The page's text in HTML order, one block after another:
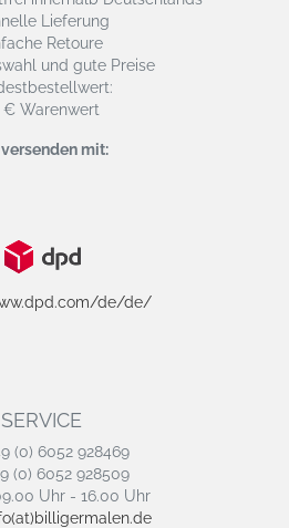
Lieferung
Retoure
und gute Preise
€ Warenwert
mit:
de/de/
SERVICE
(0) 6052 928469
(0) 6052 928509
Uhr - 16.00 Uhr